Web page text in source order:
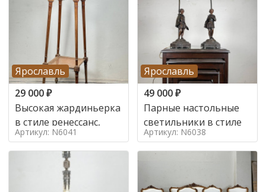
Ярославль
29 000₽
Высокая жардиньерка
в стиле ренессанс,
Артикул: N6041
Ярославль
49 000₽
Парные настольные
светильники в стиле
Артикул: N6038